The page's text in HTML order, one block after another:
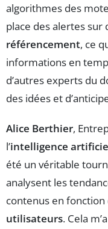
algorithmes des
place des alertes sur
référencement, ce
informations en
d’autres experts du
des idées et
Alice Berthier,
l’intelligence
été un véritable
analysent les
contenus en fonction
utilisateurs. Cela